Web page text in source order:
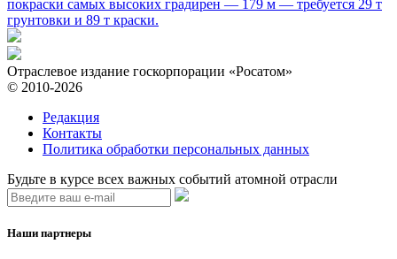
покраски самых высоких градирен — 179 м — требуется 29 т
грунтовки и 89 т краски.
Отраслевое издание госкорпорации «Росатом»
© 2010-2026
Редакция
Контакты
Политика обработки персональных данных
Будьте в курсе всех важных событий атомной отрасли
Наши партнеры